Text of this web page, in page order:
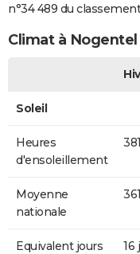
n°34 489 du
Climat à Nogentel
Soleil
Heures
d'ensoleillement
Moyenne
nationale
Equivalent jours
16 j